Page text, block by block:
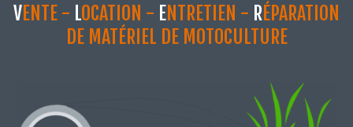
VENTE - LOCATION - ENTRETIEN - R ÉPARATION
DE MATÉRIEL DE MOTOCULTURE